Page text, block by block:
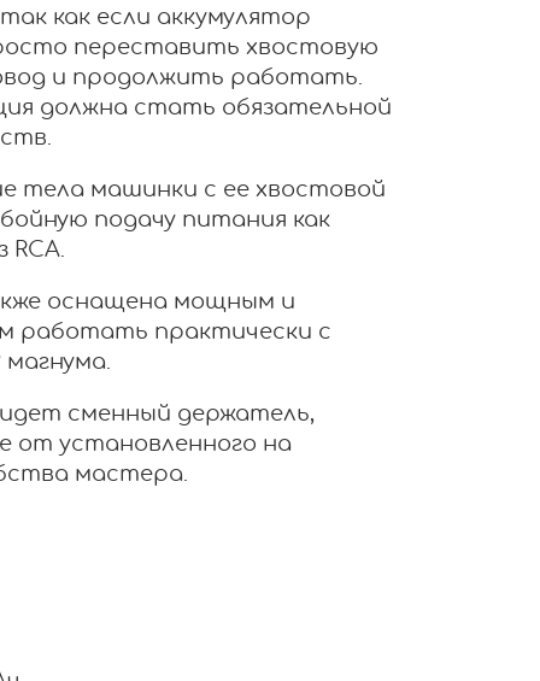
как если аккумулятор
переставить хвостовую
и продолжить работать.
должна стать обязательной
тела машинки с ее хвостовой
подачу питания как
RCA.
оснащена мощным и
работать практически с
сменный держатель,
от установленного на
мастера.